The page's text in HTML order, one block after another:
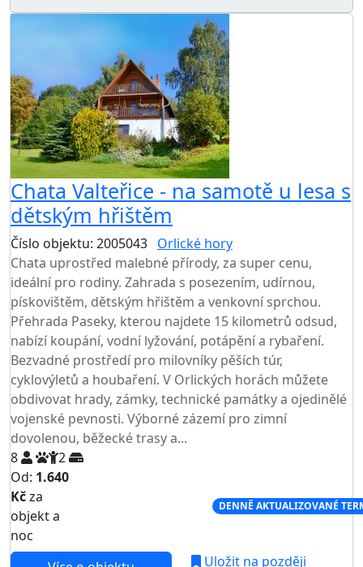
Chata Valteřice - na samotě u lesa s
dětským hřištěm
Číslo objektu: 2005043 Orlické hory
Chata uprostřed malebné přírody, za super cenu,
ideální pro rodiny. Zahrada s posezením, udírnou,
pískovištěm, dětským hřištěm a venkovní sprchou.
Přehrada Paseky, kterou najdete 15 kilometrů odsud,
nabízí koupání, vodní lyžování, potápění a rybaření.
Bezvadné prostředí pro milovníky pěších túr,
cyklovýletů a houbaření. V Orlických horách můžete
obdivovat hrady, zámky, technické památky a ojedinělé
vojenské pevnosti. Výborné zázemí pro zimní
dovolenou, běžecké trasy a...
8
2
Od: 1.640
Kčza
objekt a
noc
DENNĚ AKTUALIZOVANÉ
Uložit na později